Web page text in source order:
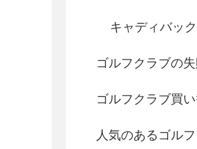
キャディバッ
ゴルフクラブの
ゴルフクラブ買い
人気のあるゴル